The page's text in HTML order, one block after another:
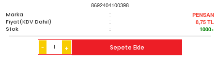
8692404100398
Marka
: PENSAN
Fiyat(KDV Dahil) : 8,75 TL
Stok : 1000+
- + Sepete Ekle